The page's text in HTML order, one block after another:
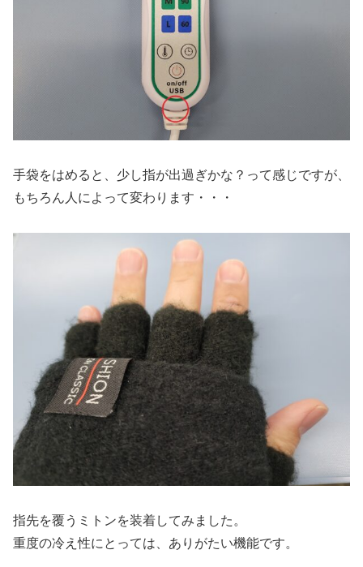
手袋をはめると、少し指が出過ぎかな？って感じですが、
もちろん人によって変わります・・・
指先を覆うミトンを装着してみました。
重度の冷え性にとっては、ありがたい機能です。